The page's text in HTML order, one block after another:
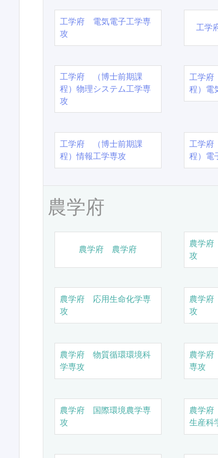
工学府 電気電子工学専
攻
工学
工学府 （博士前期課
程）物理システム工学専
攻
工学
程）電
工学府 （博士前期課
程）情報工学専攻
工学
程）電
農学府
農学府 農学府
農学
攻
農学府 応用生命化学専
攻
農学
攻
農学府 物質循環環境科
学専攻
農学
専攻
農学府 国際環境農学専
攻
農学
生産科